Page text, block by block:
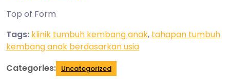
Top of Form
Tags: klinik tumbuh kembang anak, tahapan tumbuh
kembang anak berdasarkan usia
Categories: Uncategorized